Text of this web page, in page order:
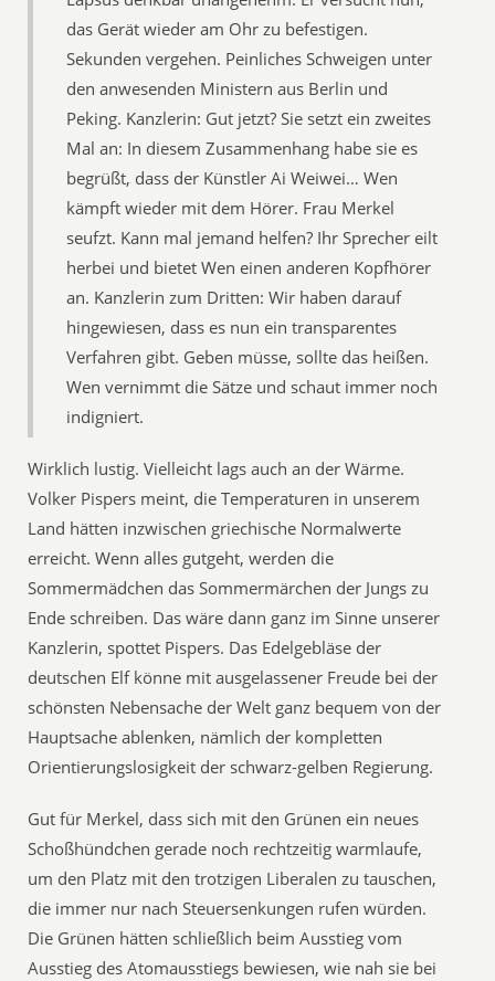
das Gerät wieder am Ohr zu befestigen.
Sekunden vergehen. Peinliches Schweigen unter
den anwesenden Ministern aus Berlin und
Peking. Kanzlerin: Gut jetzt? Sie setzt ein zweites
Mal an: In diesem Zusammenhang habe sie es
begrüßt, dass der Künstler Ai Weiwei… Wen
kämpft wieder mit dem Hörer. Frau Merkel
seufzt. Kann mal jemand helfen? Ihr Sprecher eilt
herbei und bietet Wen einen anderen Kopfhörer
an. Kanzlerin zum Dritten: Wir haben darauf
hingewiesen, dass es nun ein transparentes
Verfahren gibt. Geben müsse, sollte das heißen.
Wen vernimmt die Sätze und schaut immer noch
indigniert.
Wirklich lustig. Vielleicht lags auch an der Wärme.
Volker Pispers meint, die Temperaturen in unserem
Land hätten inzwischen griechische Normalwerte
erreicht. Wenn alles gutgeht, werden die
Sommermädchen das Sommermärchen der Jungs zu
Ende schreiben. Das wäre dann ganz im Sinne unserer
Kanzlerin, spottet Pispers. Das Edelgebläse der
deutschen Elf könne mit ausgelassener Freude bei der
schönsten Nebensache der Welt ganz bequem von der
Hauptsache ablenken, nämlich der kompletten
Orientierungslosigkeit der schwarz-gelben Regierung.
Gut für Merkel, dass sich mit den Grünen ein neues
Schoßhündchen gerade noch rechtzeitig warmlaufe,
um den Platz mit den trotzigen Liberalen zu tauschen,
die immer nur nach Steuersenkungen rufen würden.
Die Grünen hätten schließlich beim Ausstieg vom
Ausstieg des Atomausstiegs bewiesen, wie nah sie bei